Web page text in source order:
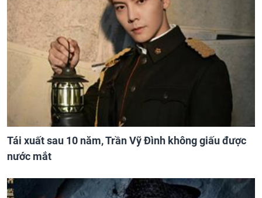
Tái xuất sau 10 năm, Trần Vỹ Đình không giấu được
nước mắt